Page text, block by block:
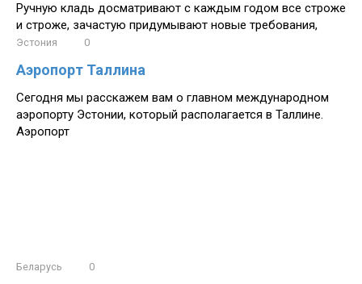
Ручную кладь досматривают с каждым годом все строже
и строже, зачастую придумывают новые требования,
Эстония 0
Аэропорт Таллина
Сегодня мы расскажем вам о главном международном
аэропорту Эстонии, который располагается в Таллине.
Аэропорт
Беларусь 0